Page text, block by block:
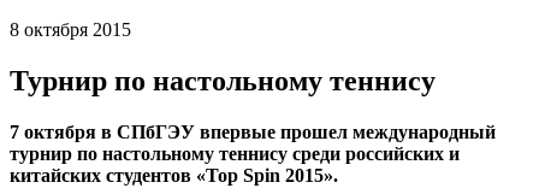
8 октября 2015
Турнир по настольному теннису
7 октября в СПбГЭУ впервые прошел международный
турнир по настольному теннису среди российских и
китайских студентов «Top Spin 2015».